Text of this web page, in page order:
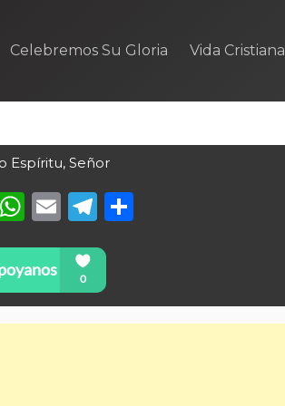
Celebremos Su Gloria Vida Cristiana
Espíritu, Señor
WhatsApp
EmailTelegram